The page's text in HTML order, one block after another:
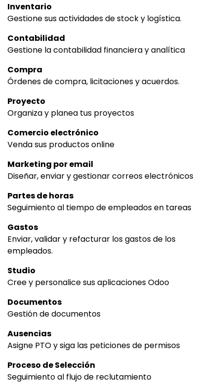
Inventario
Gestione sus actividades de stock y logística.
Contabilidad
Gestione la contabilidad financiera y analítica
Compra
Órdenes de compra, licitaciones y acuerdos.
Proyecto
Organiza y planea tus proyectos
Comercio electrónico
Venda sus productos online
Marketing por email
Diseñar, enviar y gestionar correos electrónicos
Partes de horas
Seguimiento al tiempo de empleados en tareas
Gastos
Enviar, validar y refacturar los gastos de los
empleados.
Studio
Cree y personalice sus aplicaciones Odoo
Documentos
Gestión de documentos
Ausencias
Asigne PTO y siga las peticiones de permisos
Proceso de Selección
Seguimiento al flujo de reclutamiento